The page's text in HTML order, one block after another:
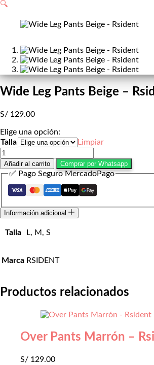
🔍
Wide Leg Pants Beige –
S/ 129.00
Elige una opción:
Talla
Limpiar
Wide
Leg
Pants
cantidad
Añadir al carrito Comprar por Whatsapp
✅ Pago Seguro MercadoPago
Información adicional
Talla L, M, S
Marca RSIDENT
Productos relacionados
Over Pants Marrón –
S/ 129.00